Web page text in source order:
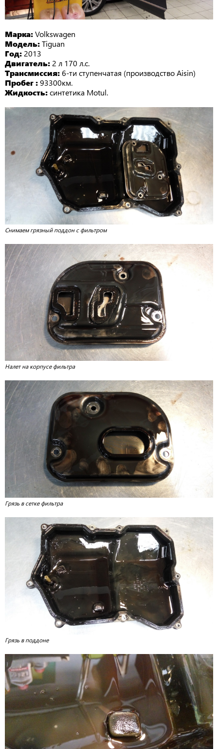
Марка:Volkswagen
Модель:Tiguan
Год: 2013
Двигатель: 2 л 170 л.с.
Трансмиссия: 6-ти ступенчатая (производство Aisin)
Пробег :93300км.
Жидкость:синтетика Motul.
Снимаем грязный поддон с фильтром
Налет на корпусе фильтра
Грязь в сетке фильтра
Грязь в поддоне